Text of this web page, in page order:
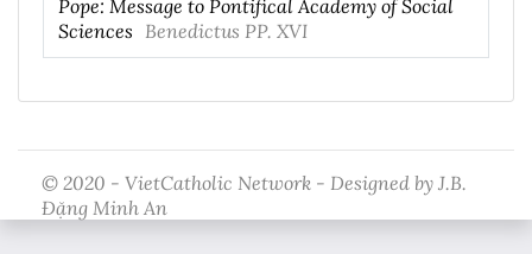
Pope: Message to Pontifical Academy of Social
Sciences Benedictus PP. XVI
© 2020 - VietCatholic Network - Designed by J.B.
Đặng Minh An